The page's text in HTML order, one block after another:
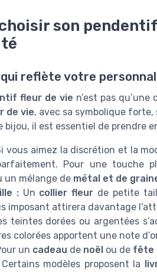
son
reflète votre
fleur de vie n’est pas
de vie, avec sa symbolique forte,
bijou, il est essentiel de prendre
vous aimez la discrétion et la
Pour une touche
un mélange de métal et de
:Un collier fleur de petite
imposant attirera davantage
teintes dorées ou argentées
colorées apportent une note
un cadeau de noël ou de fête
modèles proposent la